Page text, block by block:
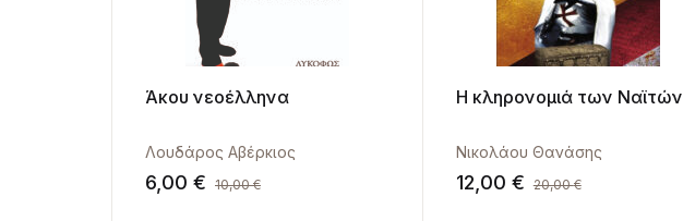
Άκου νεοέλληνα
Λουδάρος Αβέρκιος
6,00 € 10,00€
Η κληρονομιά των Ναϊτών
Νικολάου Θανάσης
12,00 € 20,00€